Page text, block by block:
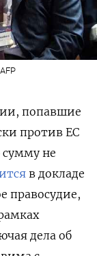
попавшие
против ЕС
сумму не
в докладе
правосудие,
дела об